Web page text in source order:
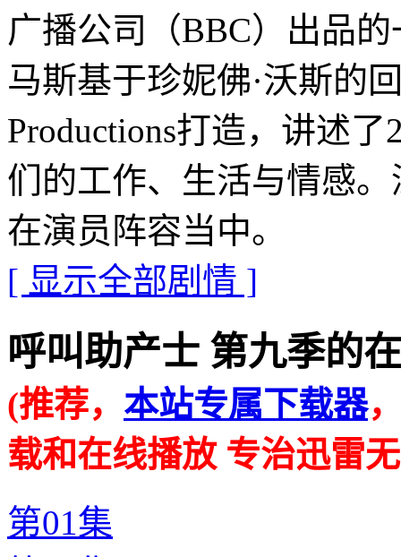
广播公司（BBC）出品
马斯基于珍妮佛·沃斯的
Productions打造，讲述
们的工作、生活与情感
在演员阵容当中。
[ 显示全部剧情 ]
呼叫助产士 第九季的在
(推荐， 本站专属下载器
载和在线播放 专治迅雷
第01集